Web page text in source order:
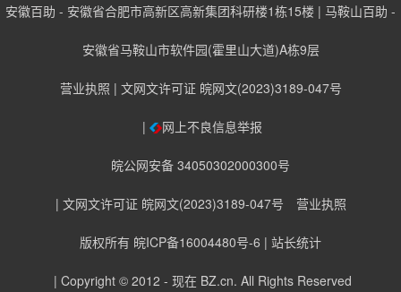
安徽百助 - 安徽省合肥市高新区高新集团科研楼1栋15楼 | 马鞍山百助 -
安徽省马鞍山市软件园(霍里山大道)A栋9层
营业执照 | 文网文许可证 皖网文(2023)3189-047号
| 网上不良信息举报
皖公网安备 34050302000300号
| 文网文许可证 皖网文(2023)3189-047号 营业执照
版权所有 皖ICP备16004480号-6 | 站长统计
| Copyright © 2012 - 现在 BZ.cn. All Rights Reserved